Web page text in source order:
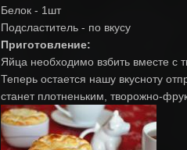
Белок - 1шт
Подсластитель - по вкусу
Приготовление:
Яйца необходимо взбить вместе с
Теперь остается нашу вкусноту
станет плотненьким, творожно-